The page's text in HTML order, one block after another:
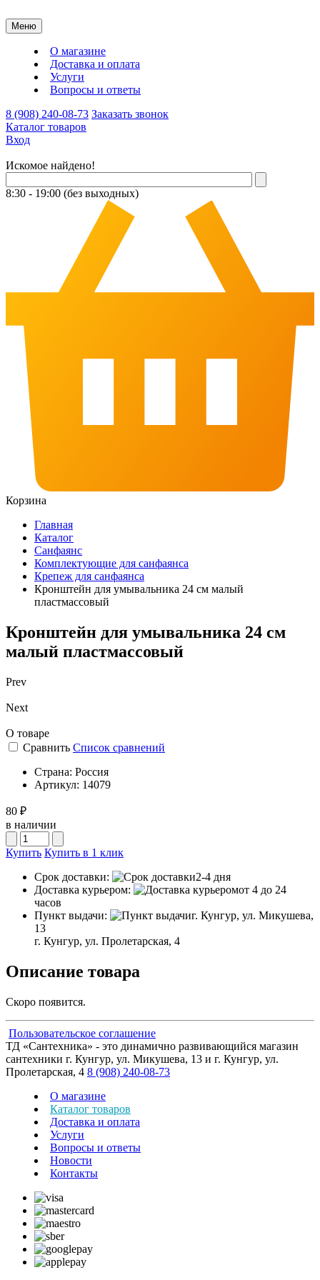
Меню
О магазине
Доставка и оплата
Услуги
Вопросы и ответы
8 (908) 240-08-73 Заказать звонок
Каталог товаров
Вход
Искомое найдено!
8:30 - 19:00 (без выходных)
Корзина
Главная
Каталог
Санфаянс
Комплектующие для санфаянса
Крепеж для санфаянса
Кронштейн для умывальника 24 см малый
пластмассовый
Кронштейн для умывальника 24 см
малый пластмассовый
Prev
Next
О товаре
Сравнить Список сравнений
Страна: Россия
Артикул: 14079
80 ₽
в наличии
Купить Купить в 1 клик
Срок доставки:
2-4 дня
Доставка курьером:
от 4 до 24
часов
Пункт выдачи:
г. Кунгур, ул. Микушева,
13
г. Кунгур, ул. Пролетарская, 4
Описание товара
Скоро появится.
Пользовательское соглашение
ТД «Сантехника» - это динамично развивающийся магазин
сантехники г. Кунгур, ул. Микушева, 13 и г. Кунгур, ул.
Пролетарская, 4 8 (908) 240-08-73
О магазине
Каталог товаров
Доставка и оплата
Услуги
Вопросы и ответы
Новости
Контакты